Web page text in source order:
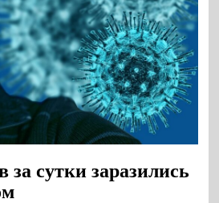
за сутки заразились